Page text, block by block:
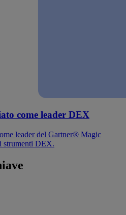
come leader DEX
leader del Gartner® Magic
strumenti DEX.